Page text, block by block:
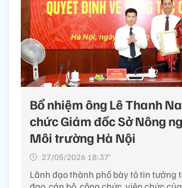
Bổ nhiệm ông Lê Thanh
chức Giám đốc Sở Nông
Môi trường Hà Nội
27/05/2026 18:37’
Lãnh đạo thành phố bày tỏ tin tưởng